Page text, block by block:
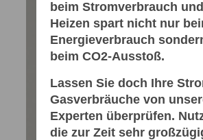
beim Stromverbrauch
Heizen spart nicht nur
Energieverbrauch
beim CO2-Ausstoß.
Lassen Sie doch Ihre
Gasverbräuche von
Experten überprüfen.
die zur Zeit sehr